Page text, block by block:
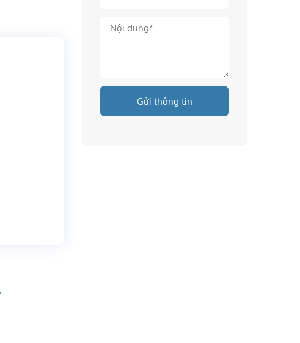
Gửi thông tin